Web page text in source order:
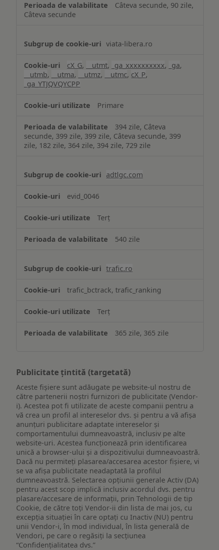
Câteva secunde, 90 zile,
Câteva secunde
viata-libera.ro
cX_G, __utmt, _ga_xxxxxxxxxx, _ga,
__utmb, __utma, __utmz, __utmc, cX_P,
_ga_YTJQVQYCPP
Primare
394 zile, Câteva
secunde, 399 zile, 399 zile, Câteva secunde, 399
zile, 182 zile, 364 zile, 394 zile, 729 zile
adtlgc.com
evid_0046
Terț
540 zile
trafic.ro
trafic_bctrack, trafic_ranking
Terț
365 zile, 365 zile
Publicitate țintită (targetată)
Aceste fișiere sunt adăugate pe website-ul nostru de
către partenerii noștri furnizori de publicitate (Vendor-
i). Acestea pot fi utilizate de aceste companii pentru a
vă crea un profil al intereselor dvs. și pentru a vă afișa
anunțuri publicitare adaptate intereselor și
comportamentului dumneavoastră, inclusiv pe alte
website-uri. Acestea funcționează prin identificarea
unică a browser-ului și a dispozitivului dumneavoastră.
Dacă nu permiteți plasarea/accesarea acestor fișiere, vi
se va afișa publicitate neadaptată la profilul
dumneavoastră. Selectarea opțiunii generale Activ (DA)
pentru acest scop implică inclusiv acordul dvs. pentru
plasare/accesare de informații, prin Tehnologii de tip
Cookie, de către toți Vendor-ii din lista de mai jos, cu
excepția situației în care optați cu Inactiv (NU) pentru
unii Vendor-i, în mod individual, în lista generală de
Vendori, pe care o regăsiți la secțiunea
“Confidențialitatea dvs.”